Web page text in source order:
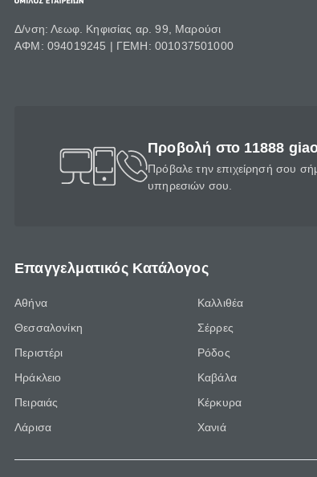
Δ/νση: Λεωφ. Κηφισίας αρ. 99, Μαρούσι
ΑΦΜ: 094019245 | ΓΕΜΗ: 001037501000
Προβολή στο 11888
Πρόβαλε την επιχείρησή σου
υπηρεσιών σου.
Επαγγελματικός Κατάλογος
Αθήνα
Θεσσαλονίκη
Περιστέρι
Ηράκλειο
Πειραιάς
Λάρισα
Καλλιθέα
Σέρρες
Ρόδος
Καβάλα
Κέρκυρα
Χανιά